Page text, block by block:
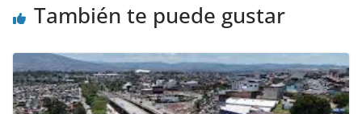
También te puede gustar